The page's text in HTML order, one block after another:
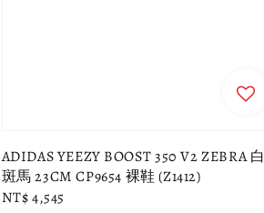
ADIDAS YEEZY BOOST 350 V2 ZEBRA 白
斑馬 23CM CP9654 裸鞋 (Z1412)
Regular
NT$ 4,545